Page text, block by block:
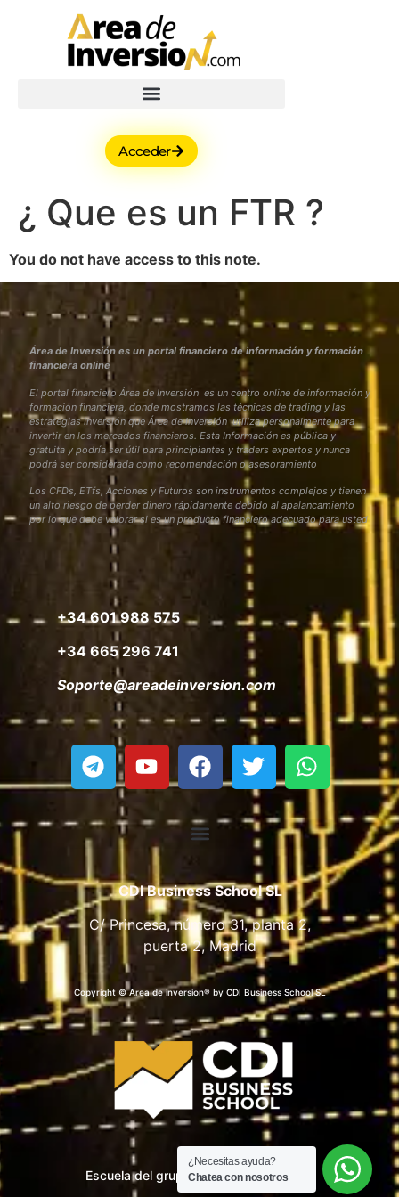
Acceder
¿ Que es un FTR ?
You do not have access to this note.
Área de Inversión es un portal financiero de información y formación
financiera online
El portal financiero Área de Inversión es un centro online de información y
formación financiera, donde mostramos las técnicas de trading y las
estrategias inversión que Área de Inversión utiliza personalmente para
invertir en los mercados financieros. Esta Información es pública y
gratuita y podría ser útil para principiantes y traders expertos y nunca
podrá ser considerada como recomendación o asesoramiento
Los CFDs, ETfs, Acciones y Futuros son instrumentos complejos y tienen
un alto riesgo de perder dinero rápidamente debido al apalancamiento
por lo que debe valorar si es un producto financiero adecuado para usted
+34 601 988 575
+34 665 296 741
Soporte@areadeinversion.com
CDI Business School SL
C/ Princesa, número 31, planta 2,
puerta 2, Madrid
Copyright © Area de inversion® by CDI Business School SL
Escuela del grupo CDI Business School
¿Necesitas ayuda?
Chatea con nosotros